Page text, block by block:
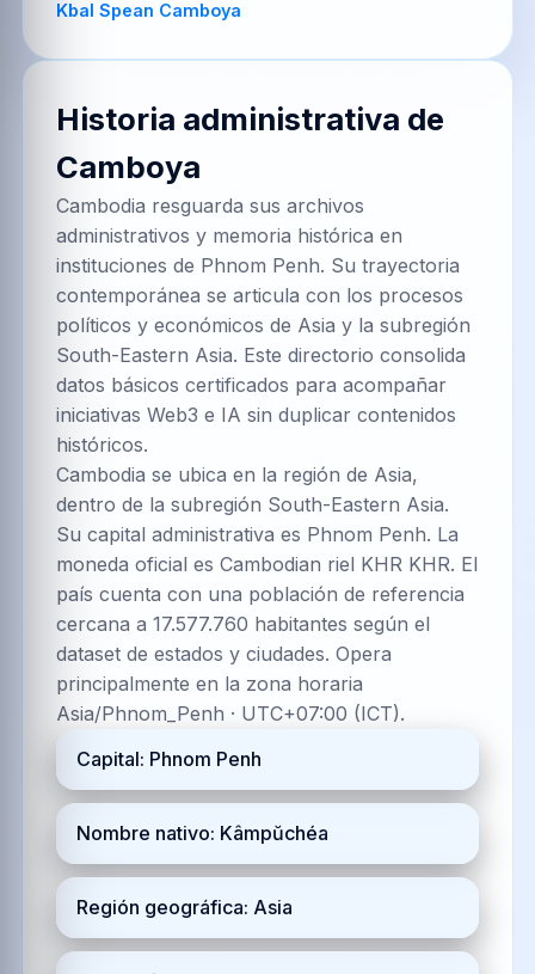
Historia administrativa de
Camboya
Cambodia resguarda sus archivos
administrativos y memoria histórica en
instituciones de Phnom Penh. Su trayectoria
contemporánea se articula con los procesos
políticos y económicos de Asia y la subregión
South-Eastern Asia. Este directorio consolida
datos básicos certificados para acompañar
iniciativas Web3 e IA sin duplicar contenidos
históricos.
Cambodia se ubica en la región de Asia,
dentro de la subregión South-Eastern Asia.
Su capital administrativa es Phnom Penh. La
moneda oficial es Cambodian riel KHR KHR. El
país cuenta con una población de referencia
cercana a 17.577.760 habitantes según el
dataset de estados y ciudades. Opera
principalmente en la zona horaria
Asia/Phnom_Penh · UTC+07:00 (ICT).
Capital: Phnom Penh
Nombre nativo: Kâmpŭchéa
Región geográfica: Asia